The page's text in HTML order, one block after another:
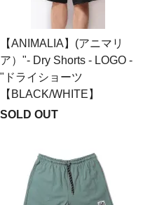
【ANIMALIA】(アニマリ
ア）"- Dry Shorts - LOGO -
"ドライショーツ
【BLACK/WHITE】
SOLD OUT